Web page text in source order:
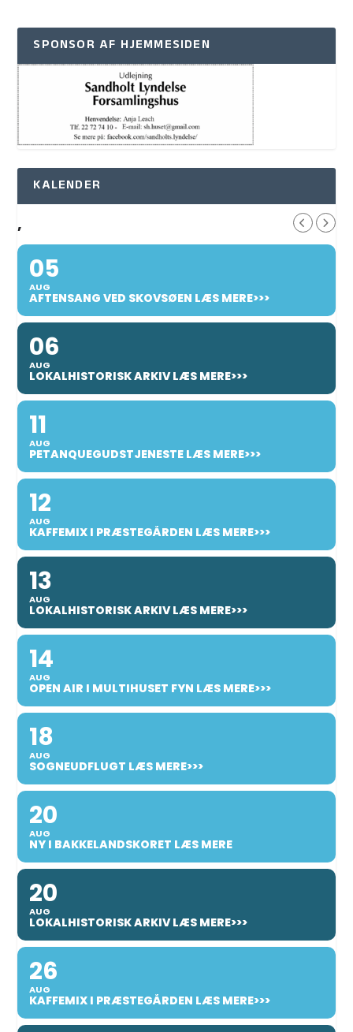
SPONSOR AF HJEMMESIDEN
KALENDER
,
05
AUG
AFTENSANG VED SKOVSØEN LÆS MERE>>>
06
AUG
LOKALHISTORISK ARKIV LÆS MERE>>>
11
AUG
PETANQUEGUDSTJENESTE LÆS MERE>>>
12
AUG
KAFFEMIX I PRÆSTEGÅRDEN LÆS MERE>>>
13
AUG
LOKALHISTORISK ARKIV LÆS MERE>>>
14
AUG
OPEN AIR I MULTIHUSET FYN LÆS MERE>>>
18
AUG
SOGNEUDFLUGT LÆS MERE>>>
20
AUG
NY I BAKKELANDSKORET LÆS MERE
20
AUG
LOKALHISTORISK ARKIV LÆS MERE>>>
26
AUG
KAFFEMIX I PRÆSTEGÅRDEN LÆS MERE>>>